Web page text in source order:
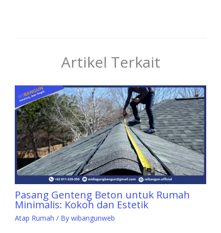
Artikel Terkait
Pasang Genteng Beton untuk Rumah
Minimalis: Kokoh dan Estetik
Atap Rumah / By wibangunweb